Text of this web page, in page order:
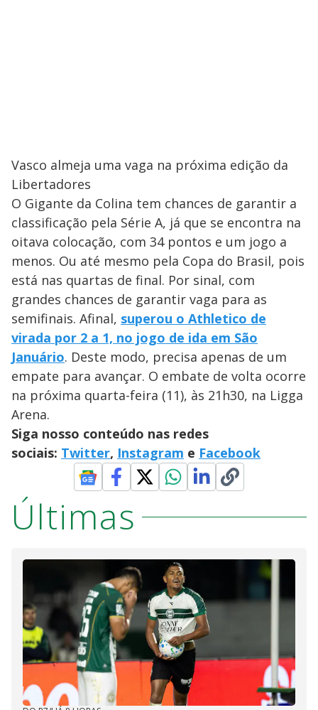
Vasco almeja uma vaga na próxima edição da
Libertadores
O Gigante da Colina tem chances de garantir a
classificação pela Série A, já que se encontra na
oitava colocação, com 34 pontos e um jogo a
menos. Ou até mesmo pela Copa do Brasil, pois
está nas quartas de final. Por sinal, com
grandes chances de garantir vaga para as
semifinais. Afinal, superou o Athletico de
virada por 2 a 1, no jogo de ida em São
Januário. Deste modo, precisa apenas de um
empate para avançar. O embate de volta ocorre
na próxima quarta-feira (11), às 21h30, na Ligga
Arena.
Siga nosso conteúdo nas redes
sociais: Twitter, Instagram e Facebook
Últimas